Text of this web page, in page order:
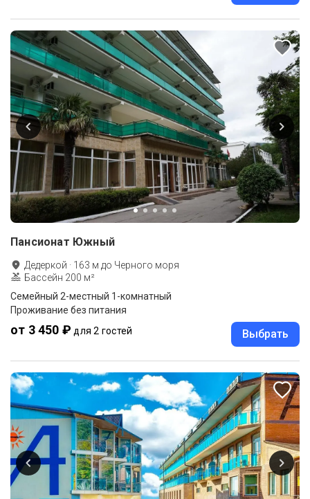
Пансионат Южный
Дедеркой · 163 м до Черного моря
Бассейн 200 м²
Семейный 2-местный 1-комнатный
Проживание без питания
от 3 450 ₽ для 2 гостей Выбрать